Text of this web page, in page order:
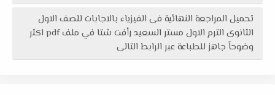
تحميل المراجعة النهائية فى الفيزياء بالاجابات للصف الاول
الثانوى الترم الاول مستر السعيد رأفت شتا في ملف pdf اكثر
وضوحاً جاهز للطباعة عبر الرابط التالى